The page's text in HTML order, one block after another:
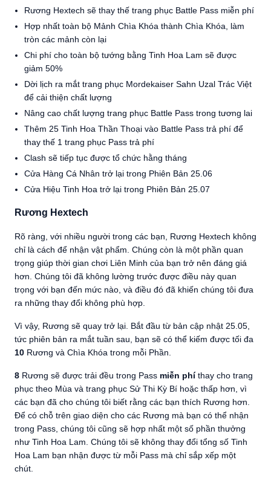
Rương Hextech sẽ thay thế trang phục Battle Pass miễn phí
Hợp nhất toàn bộ Mảnh Chìa Khóa thành Chìa Khóa, làm
tròn các mảnh còn lại
Chi phí cho toàn bộ tướng bằng Tinh Hoa Lam sẽ được
giảm 50%
Dời lịch ra mắt trang phục Mordekaiser Sahn Uzal Trác Việt
để cải thiện chất lượng
Nâng cao chất lượng trang phục Battle Pass trong tương lai
Thêm 25 Tinh Hoa Thần Thoại vào Battle Pass trả phí để
thay thế 1 trang phục Pass trả phí
Clash sẽ tiếp tục được tổ chức hằng tháng
Cửa Hàng Cá Nhân trở lại trong Phiên Bản 25.06
Cửa Hiệu Tinh Hoa trở lại trong Phiên Bản 25.07
Rương Hextech
Rõ ràng, với nhiều người trong các bạn, Rương Hextech không
chỉ là cách để nhận vật phẩm. Chúng còn là một phần quan
trọng giúp thời gian chơi Liên Minh của bạn trở nên đáng giá
hơn. Chúng tôi đã không lường trước được điều này quan
trọng với bạn đến mức nào, và điều đó đã khiến chúng tôi đưa
ra những thay đổi không phù hợp.
Vì vậy, Rương sẽ quay trở lại. Bắt đầu từ bản cập nhật 25.05,
tức phiên bản ra mắt tuần sau, bạn sẽ có thể kiếm được tối đa
10 Rương và Chìa Khóa trong mỗi Phần.
8 Rương sẽ được trải đều trong Pass miễn phíthay cho trang
phục theo Mùa và trang phục Sử Thi Kỳ Bí hoặc thấp hơn, vì
các bạn đã cho chúng tôi biết rằng các bạn thích Rương hơn.
Để có chỗ trên giao diện cho các Rương mà bạn có thể nhận
trong Pass, chúng tôi cũng sẽ hợp nhất một số phần thưởng
như Tinh Hoa Lam. Chúng tôi sẽ không thay đổi tổng số Tinh
Hoa Lam bạn nhận được từ mỗi Pass mà chỉ sắp xếp một
chút.